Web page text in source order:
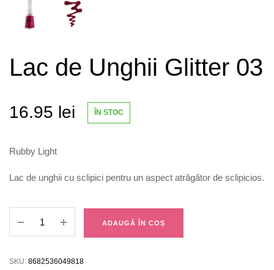
Lac de Unghii Glitter 03
16.95 lei ÎN STOC
Rubby Light
Lac de unghii cu sclipici pentru un aspect atrăgător de sclipicios.
Glitter
ADAUGĂ ÎN COȘ
SKU: 8682536049818